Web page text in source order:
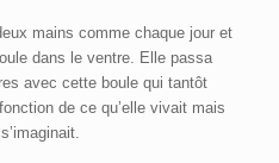
mains comme chaque jour et
dans le ventre. Elle passa
avec cette boule qui tantôt
de ce qu’elle vivait mais